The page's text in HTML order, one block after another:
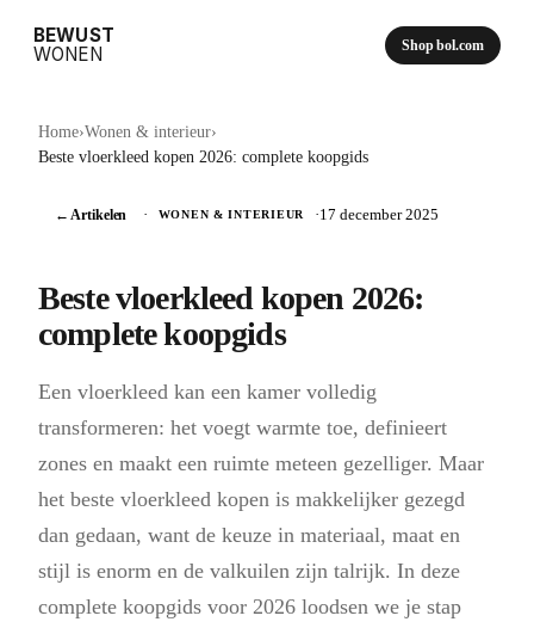
BEWUST
WONEN
Shop bol.com
Home›Wonen & interieur›
Beste vloerkleed kopen 2026: complete koopgids
← Artikelen · WONEN & INTERIEUR ·17 december 2025
Beste vloerkleed kopen 2026:
complete koopgids
Een vloerkleed kan een kamer volledig
transformeren: het voegt warmte toe, definieert
zones en maakt een ruimte meteen gezelliger. Maar
het beste vloerkleed kopen is makkelijker gezegd
dan gedaan, want de keuze in materiaal, maat en
stijl is enorm en de valkuilen zijn talrijk. In deze
complete koopgids voor 2026 loodsen we je stap